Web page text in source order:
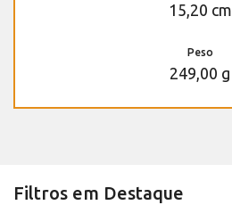
15,20 cm
Peso
249,00 g
Filtros em Destaque